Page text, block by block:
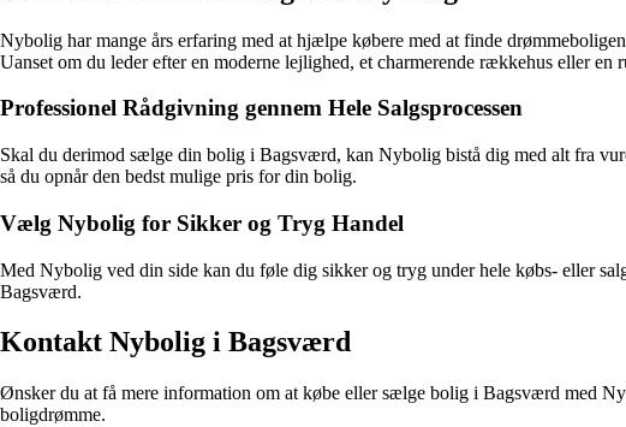
Nybolig har mange års erfaring med at hjælpe købere med at finde
Uanset om du leder efter en moderne lejlighed, et charmerende rækkehus eller
Professionel Rådgivning gennem Hele Salgsprocessen
Skal du derimod sælge din bolig i Bagsværd, kan Nybolig bistå dig med alt fra
så du opnår den bedst mulige pris for din bolig.
Vælg Nybolig for Sikker og Tryg Handel
Med Nybolig ved din side kan du føle dig sikker og tryg under hele købs- eller
Bagsværd.
Kontakt Nybolig i Bagsværd
Ønsker du at få mere information om at købe eller sælge bolig i Bagsværd med
boligdrømme.